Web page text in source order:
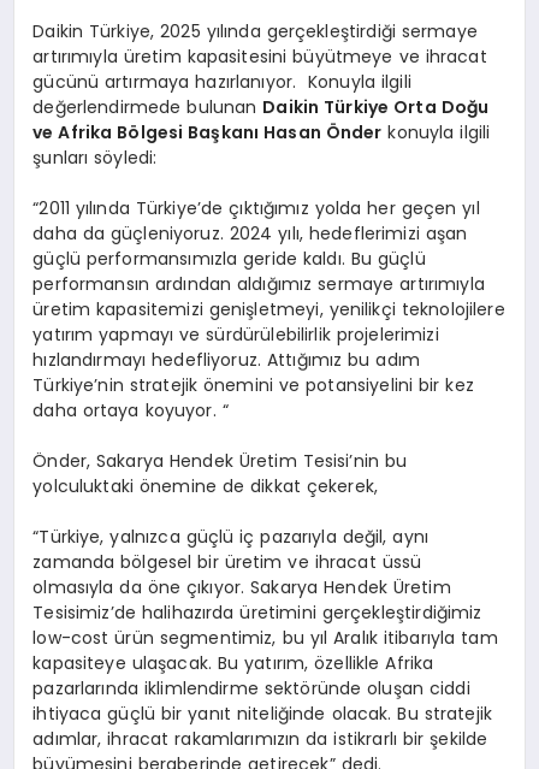
Daikin Türkiye, 2025 yılında gerçekleştirdiği sermaye
artırımıyla üretim kapasitesini büyütmeye ve ihracat
gücünü artırmaya hazırlanıyor. Konuyla ilgili
değerlendirmede bulunan Daikin Türkiye Orta Doğu
ve Afrika Bölgesi Başkanı Hasan Önder konuyla ilgili
şunları söyledi:
“2011 yılında Türkiye’de çıktığımız yolda her geçen yıl
daha da güçleniyoruz. 2024 yılı, hedeflerimizi aşan
güçlü performansımızla geride kaldı. Bu güçlü
performansın ardından aldığımız sermaye artırımıyla
üretim kapasitemizi genişletmeyi, yenilikçi teknolojilere
yatırım yapmayı ve sürdürülebilirlik projelerimizi
hızlandırmayı hedefliyoruz. Attığımız bu adım
Türkiye’nin stratejik önemini ve potansiyelini bir kez
daha ortaya koyuyor. “
Önder, Sakarya Hendek Üretim Tesisi’nin bu
yolculuktaki önemine de dikkat çekerek,
“Türkiye, yalnızca güçlü iç pazarıyla değil, aynı
zamanda bölgesel bir üretim ve ihracat üssü
olmasıyla da öne çıkıyor. Sakarya Hendek Üretim
Tesisimiz’de halihazırda üretimini gerçekleştirdiğimiz
low-cost ürün segmentimiz, bu yıl Aralık itibarıyla tam
kapasiteye ulaşacak. Bu yatırım, özellikle Afrika
pazarlarında iklimlendirme sektöründe oluşan ciddi
ihtiyaca güçlü bir yanıt niteliğinde olacak. Bu stratejik
adımlar, ihracat rakamlarımızın da istikrarlı bir şekilde
büyümesini beraberinde getirecek” dedi.